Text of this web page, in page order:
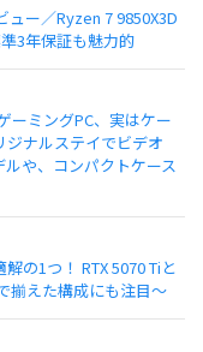
ー／Ryzen 7 9850X3D
3年保証も魅力的
ーミングPC、実はケー
ナルステイでビデオ
や、コンパクトケース
の1つ！ RTX 5070 Tiと
揃えた構成にも注目～